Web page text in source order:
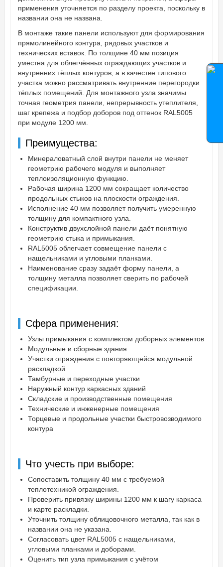
применения уточняется по разделу проекта, поскольку в
названии она не названа.
В монтаже такие панели используют для формирования
прямолинейного контура, рядовых участков и
технических вставок. По толщине 40 мм позиция
уместна для облегчённых ограждающих участков и
внутренних тёплых контуров, а в качестве типового
участка можно рассматривать внутренние перегородки
тёплых помещений. Для монтажного узла значимы
точная геометрия панели, непрерывность утеплителя,
шаг крепежа и подбор доборов под оттенок RAL5005
при модуле 1200 мм.
Преимущества:
Минераловатный слой внутри панели не меняет
геометрию рабочего модуля и выполняет
теплоизоляционную функцию.
Рабочая ширина 1200 мм сокращает количество
продольных стыков на плоскости ограждения.
Исполнение 40 мм позволяет получить умеренную
толщину для компактного узла.
Конструктив двухслойной панели даёт понятную
геометрию стыка и примыкания.
RAL5005 облегчает совмещение панели с
нащельниками и угловыми планками.
Наименование сразу задаёт форму панели, а
толщину металла позволяет сверить по рабочей
спецификации.
Сфера применения:
Узлы примыкания с комплектом доборных элементов
Модульные и сборные здания
Участки ограждения с повторяющейся модульной
раскладкой
Тамбурные и переходные участки
Наружный контур каркасных зданий
Складские и производственные помещения
Технические и инженерные помещения
Торцевые и продольные участки быстровозводимого
контура
Что учесть при выборе:
Сопоставить толщину 40 мм с требуемой
теплотехникой ограждения.
Проверить привязку ширины 1200 мм к шагу каркаса
и карте раскладки.
Уточнить толщину облицовочного металла, так как в
названии она не указана.
Согласовать цвет RAL5005 с нащельниками,
угловыми планками и доборами.
Оценить тип узла примыкания с учётом